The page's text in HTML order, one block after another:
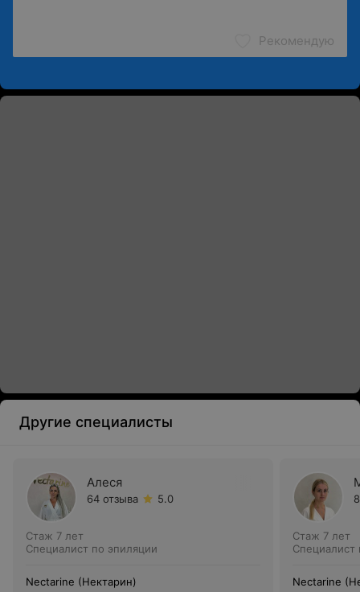
Рекомендую
Другие специалисты
Алеся
64 отзыва 5.0
Стаж 7 лет
Специалист по эпиляции
Nectarine (Нектарин)
Стаж 7 лет
Специалист
Nectarine